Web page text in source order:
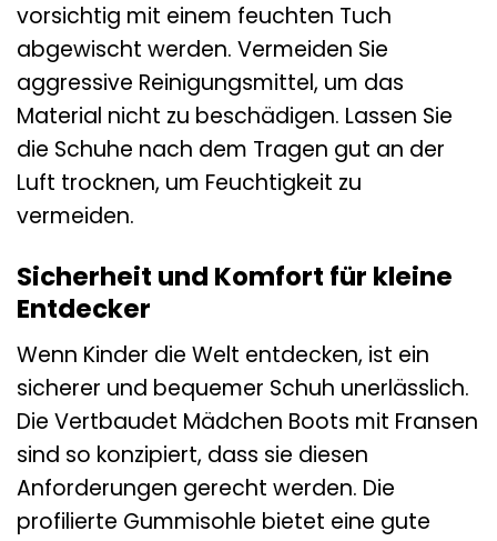
vorsichtig mit einem feuchten Tuch
abgewischt werden. Vermeiden Sie
aggressive Reinigungsmittel, um das
Material nicht zu beschädigen. Lassen Sie
die Schuhe nach dem Tragen gut an der
Luft trocknen, um Feuchtigkeit zu
vermeiden.
Sicherheit und Komfort für kleine
Entdecker
Wenn Kinder die Welt entdecken, ist ein
sicherer und bequemer Schuh unerlässlich.
Die Vertbaudet Mädchen Boots mit Fransen
sind so konzipiert, dass sie diesen
Anforderungen gerecht werden. Die
profilierte Gummisohle bietet eine gute